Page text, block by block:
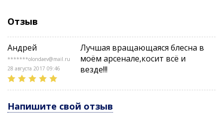
блесны Niakis - ассиметричный вольфрамовый
сердечник. Что это означает?
дальность и точность заброса, пулеобразное
«пробивание» ветра
гарантированное незакручивание лески и
незалипание лепестка
задняя отгрузка тела обеспечивает
соблазнительную игру уже «на падении»
Отзыв
Андрей
*******olondaev@mail.ru
28 августа 2017 09:46
Лучшая вращающаяся блесна в
моём арсенале,косит всё и
везде!!!
Напишите свой отзыв